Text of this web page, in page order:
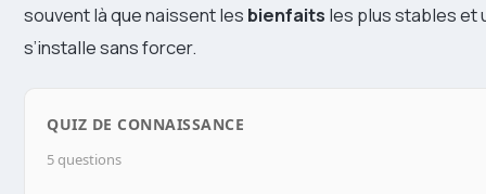
souvent là que naissent les bienfaits les plus stables et
s’installe sans forcer.
QUIZ DE CONNAISSANCE
5 questions